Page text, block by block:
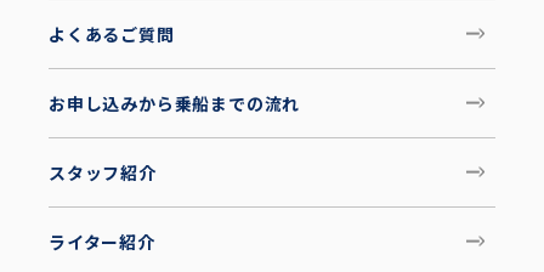
よくあるご質問
お申し込みから乗船までの流れ
スタッフ紹介
ライター紹介